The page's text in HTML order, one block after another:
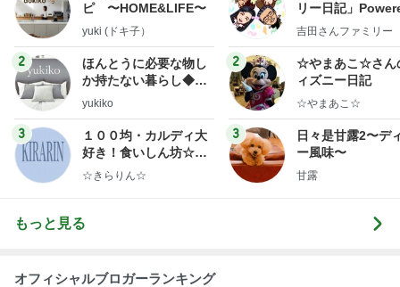
ピ 〜HOME&LIFE〜
yuki (ドキ子）
2
ほんとうに必要な物し
か持たない暮らし◆Ke
ep Life Simple◆〜イ
yukiko
3
１００均・カルディ大
好き！食いしん坊☆き
らりん☆のブログ
☆きらりん☆
リー日記」
y Ameba 吉田さ
ログ
吉田さんファミリー
2
☆やまあこ☆さん
ィズニー日記
☆やまあこ☆
3
日々是甘露2〜デ
ー風味〜
甘露
もっと見る
オフィシャルブロガーランキング